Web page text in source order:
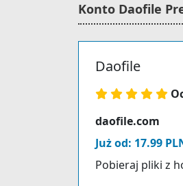
Konto Daofile
Daofile
daofile.com
Już od: 17.99
Pobieraj pliki z